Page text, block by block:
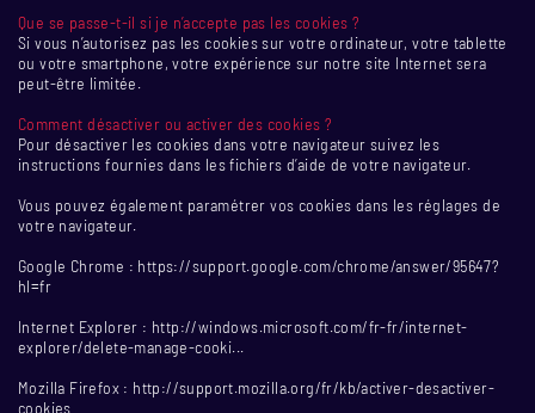
Que se passe-t-il si je n’accepte pas les cookies ?
Si vous n’autorisez pas les cookies sur votre ordinateur, votre tablette
ou votre smartphone, votre expérience sur notre site Internet sera
peut-être limitée.
Comment désactiver ou activer des cookies ?
Pour désactiver les cookies dans votre navigateur suivez les
instructions fournies dans les fichiers d’aide de votre navigateur.
Vous pouvez également paramétrer vos cookies dans les réglages de
votre navigateur.
Google Chrome : https://support.google.com/chrome/answer/95647?
hl=fr
Internet Explorer : http://windows.microsoft.com/fr-fr/internet-
explorer/delete-manage-cooki...
Mozilla Firefox : http://support.mozilla.org/fr/kb/activer-desactiver-
cookies